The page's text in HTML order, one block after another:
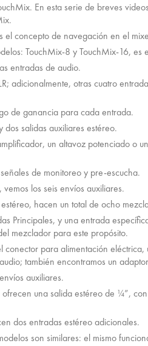
En esta serie de breves
el concepto de navegación en el
TouchMix-8 y TouchMix-16, es
entradas de audio.
adicionalmente, otras cuatro
de ganancia para cada entrada.
salidas auxiliares estéreo.
un altavoz potenciado o
de monitoreo y pre-escucha.
los seis envíos auxiliares.
hacen un total de ocho
Principales, y una entrada
mezclador para este propósito.
conector para alimentación
también encontramos un
auxiliares.
una salida estéreo de ¼”,
dos entradas estéreo adicionales.
son similares: el mismo